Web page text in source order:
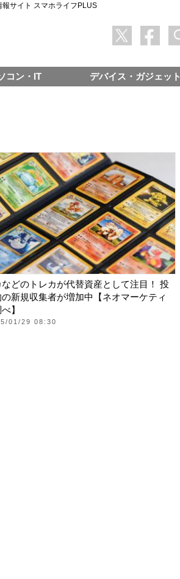
サイト スマホライフPLUS
などのトレカが代替資産として注目！ 投
新規収集者が増加中【ネオマーケティ
】
01/29 08:30
コン・IT デバイス・ガジェット